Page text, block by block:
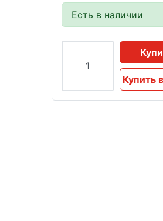
Есть в наличии
Купить